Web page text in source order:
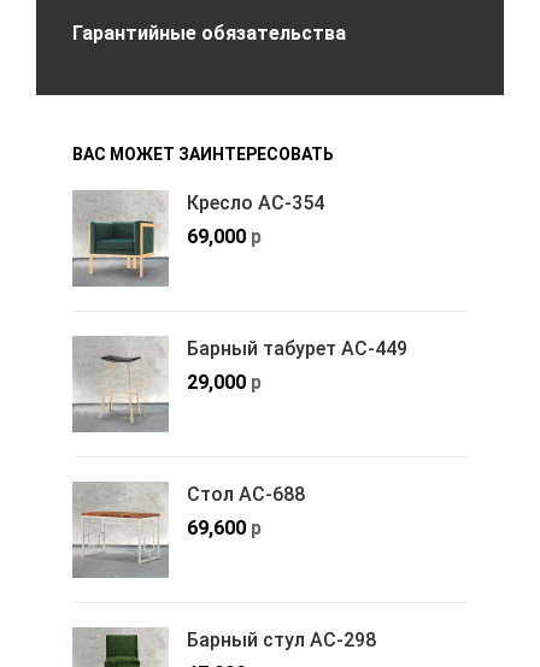
Гарантийные обязательства
ВАС МОЖЕТ ЗАИНТЕРЕСОВАТЬ
Кресло АС-354
69,000 р
Барный табурет АС-449
29,000 р
Стол АС-688
69,600 р
Барный стул АС-298